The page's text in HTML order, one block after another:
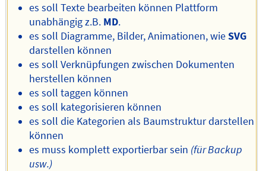
es soll Texte bearbeiten können Plattform
unabhängig z.B. MD.
es soll Diagramme, Bilder, Animationen, wieSVG
darstellen können
es soll Verknüpfungen zwischen Dokumenten
herstellen können
es soll taggen können
es soll kategorisieren können
es soll die Kategorien als Baumstruktur darstellen
können
es muss komplett exportierbar sein (für Backup
usw.)